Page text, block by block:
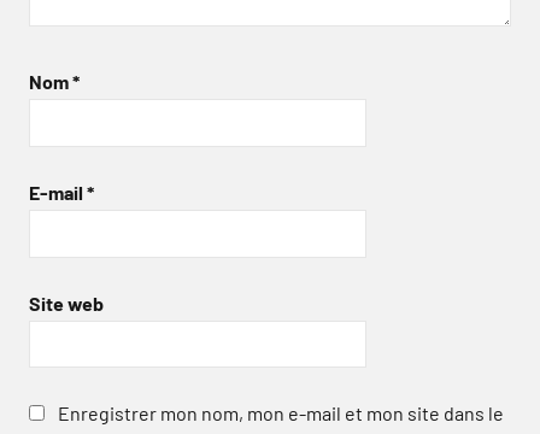
Nom*
E-mail *
Site web
Enregistrer mon nom, mon e-mail et mon site dans le